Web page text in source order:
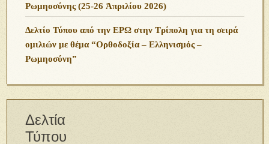
Ρωμηοσύνης (25-26 Ἀπριλίου 2026)
Δελτίο Τύπου από την ΕΡΩ στην Τρίπολη για τη σειρά
ομιλιών με θέμα “Ορθοδοξία – Ελληνισμός –
Ρωμηοσύνη”
Δελτία
Τύπου